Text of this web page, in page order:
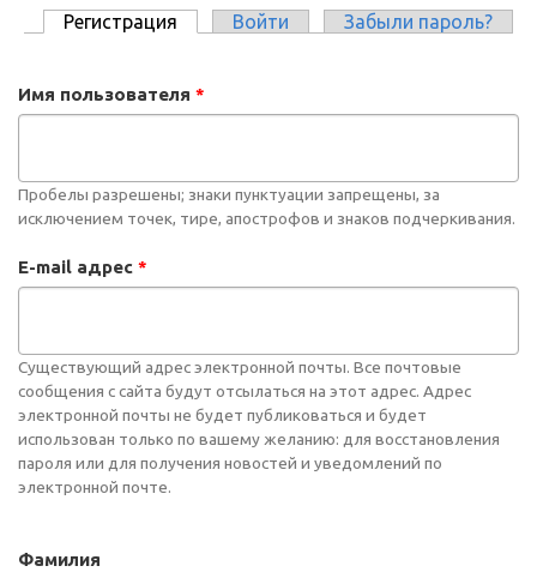
Регистрация (активная вкладка)
Войти Забыли пароль?
Имя пользователя *
Пробелы разрешены; знаки пунктуации запрещены, за
исключением точек, тире, апострофов и знаков подчеркивания.
E-mail адрес *
Существующий адрес электронной почты. Все почтовые
сообщения с сайта будут отсылаться на этот адрес. Адрес
электронной почты не будет публиковаться и будет
использован только по вашему желанию: для восстановления
пароля или для получения новостей и уведомлений по
электронной почте.
Фамилия